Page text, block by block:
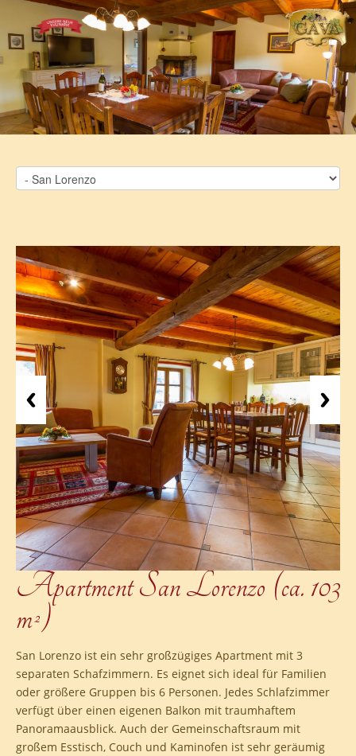
Apartment San Lorenzo (ca. 103
m²)
San Lorenzo ist ein sehr großzügiges Apartment mit 3
separaten Schafzimmern. Es eignet sich ideal für Familien
oder größere Gruppen bis 6 Personen. Jedes Schlafzimmer
verfügt über einen eigenen Balkon mit traumhaftem
Panoramaausblick. Auch der Gemeinschaftsraum mit
großem Esstisch, Couch und Kaminofen ist sehr geräumig